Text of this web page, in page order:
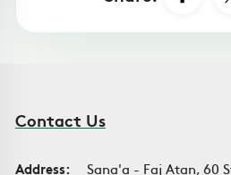
Contact Us
Address:
Sana'a - Faj Atan, 60